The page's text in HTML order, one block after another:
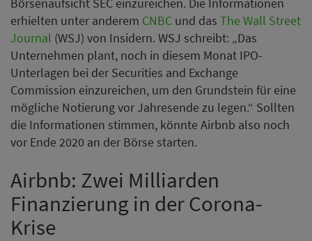
erhielten unter anderem CNBC und das The Wall Street
Journal (WSJ) von Insidern. WSJ schreibt: „Das
Unternehmen plant, noch in diesem Monat IPO-
Unterlagen bei der Securities and Exchange
Commission einzureichen, um den Grundstein für eine
mögliche Notierung vor Jahresende zu legen.“ Sollten
die Informationen stimmen, könnte Airbnb also noch
vor Ende 2020 an der Börse starten.
Airbnb: Zwei Milliarden
Finanzierung in der Corona-
Krise